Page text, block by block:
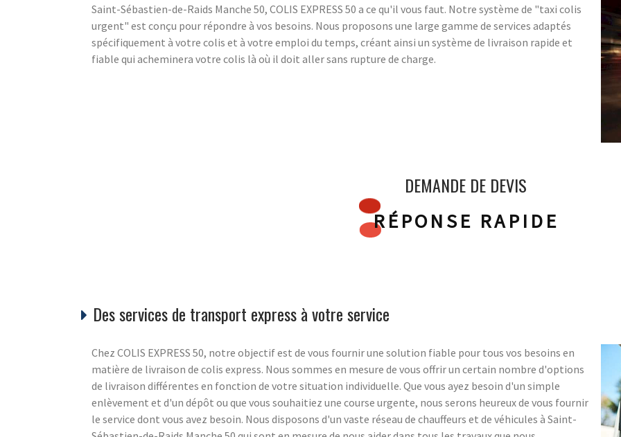
Saint-Sébastien-de-Raids Manche 50, COLIS EXPRESS 50 a ce qu'il vous faut. Notre système de "taxi colis
urgent" est conçu pour répondre à vos besoins. Nous proposons une large gamme de services adaptés
spécifiquement à votre colis et à votre emploi du temps, créant ainsi un système de livraison rapide et
fiable qui acheminera votre colis là où il doit aller sans rupture de charge.
DEMANDE DE DEVIS
RÉPONSE RAPIDE
Des services de transport express à votre service
Chez COLIS EXPRESS 50, notre objectif est de vous fournir une solution fiable pour tous vos besoins en
matière de livraison de colis express. Nous sommes en mesure de vous offrir un certain nombre d'options
de livraison différentes en fonction de votre situation individuelle. Que vous ayez besoin d'un simple
enlèvement et d'un dépôt ou que vous souhaitiez une course urgente, nous serons heureux de vous fournir
le service dont vous avez besoin. Nous disposons d'un vaste réseau de chauffeurs et de véhicules à Saint-